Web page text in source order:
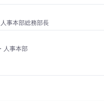
事本部総務部長
人事本部